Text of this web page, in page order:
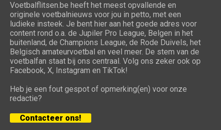
Voetbalflitsen.be heeft het meest opvallende en
originele voetbalnieuws voor jou in petto, met een
ludieke insteek. Je bent hier aan het goede adres voor
content rond o.a. de Jupiler Pro League, Belgen in het
buitenland, de Champions League, de Rode Duivels, het
Belgisch amateurvoetbal en veel meer. De stem van de
voetbalfan staat bij ons centraal. Volg ons zeker ook op
Facebook, X, Instagram en TikTok!
Heb je een fout gespot of opmerking(en) voor onze
redactie?
Contacteer ons!